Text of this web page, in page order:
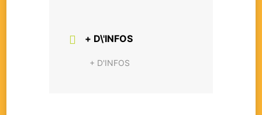
+ D\'INFOS
+ D'INFOS